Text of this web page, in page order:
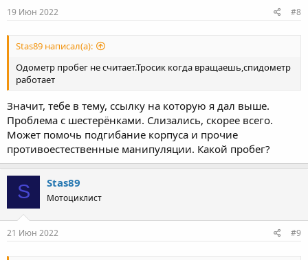
19 Июн 2022 #8
Stas89 написал(а):
Одометр пробег не считает.Тросик когда вращаешь,спидометр
работает
Значит, тебе в тему, ссылку на которую я дал выше.
Проблема с шестерёнками. Слизались, скорее всего.
Может помочь подгибание корпуса и прочие
противоестественные манипуляции. Какой пробег?
S Stas89
Мотоциклист
21 Июн 2022 #9